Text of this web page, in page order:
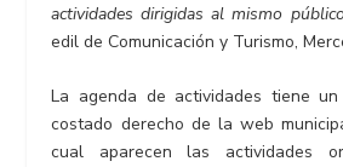
actividades dirigidas al mismo
edil de Comunicación y Turismo,
La agenda de actividades tiene
costado derecho de la web
cual aparecen las actividades